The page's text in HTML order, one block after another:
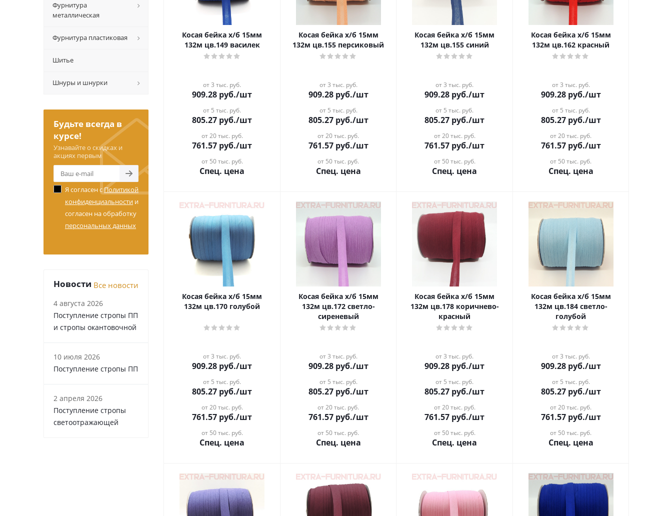
Косая бейка х/б 15мм
132м цв.149 василек
от 3 тыс. руб.
909.28 руб./шт
от 5 тыс. руб.
805.27 руб./шт
от 20 тыс. руб.
761.57 руб./шт
от 50 тыс. руб.
Спец. цена
Косая бейка х/б 15мм
132м цв.155 персиковый
от 3 тыс. руб.
909.28руб./шт
от 5 тыс. руб.
805.27руб./шт
от 20 тыс. руб.
761.57руб./шт
от 50 тыс. руб.
Спец. цена
Косая бейка х/б 15мм
132м цв.155 синий
от 3 тыс. руб.
909.28 руб./шт
от 5 тыс. руб.
805.27 руб./шт
от 20 тыс. руб.
761.57 руб./шт
от 50 тыс. руб.
Спец. цена
Косая бейка х/б 15мм
132м цв.162 красный
от 3 тыс. руб.
909.28руб./шт
от 5 тыс. руб.
805.27руб./шт
от 20 тыс. руб.
761.57руб./шт
от 50 тыс. руб.
Спец. цена
Косая бейка х/б 15мм
132м цв.170 голубой
от 3 тыс. руб.
909.28 руб./шт
от 5 тыс. руб.
805.27 руб./шт
от 20 тыс. руб.
761.57 руб./шт
от 50 тыс. руб.
Спец. цена
Косая бейка х/б 15мм
132м цв.172 светло-
сиреневый
от 3 тыс. руб.
909.28руб./шт
от 5 тыс. руб.
805.27руб./шт
от 20 тыс. руб.
761.57руб./шт
от 50 тыс. руб.
Спец. цена
Косая бейка х/б 15мм
132м цв.178 коричнево-
красный
от 3 тыс. руб.
909.28 руб./шт
от 5 тыс. руб.
805.27 руб./шт
от 20 тыс. руб.
761.57 руб./шт
от 50 тыс. руб.
Спец. цена
Косая бейка х/б 15мм
132м цв.184 светло-
голубой
от 3 тыс. руб.
909.28руб./шт
от 5 тыс. руб.
805.27руб./шт
от 20 тыс. руб.
761.57руб./шт
от 50 тыс. руб.
Спец. цена
Фурнитура
металлическая
Фурнитура пластиковая
Шитье
Шнуры и шнурки
Будьте всегда в
курсе!
Узнавайте о скидках и
акциях первым
Я согласен сПолитикой
конфиденциальности и
согласен на обработку
персональных данных
Новости Все новости
4 августа 2026
Поступление стропы ПП
и стропы окантовочной
10 июля 2026
Поступление стропы ПП
2 апреля 2026
Поступление стропы
светоотражающей